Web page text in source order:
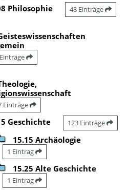
Philosophie 48 Einträge
Einträge
Geschichte 123 Einträge
15.15 Archäologie
1 Eintrag
15.25 Alte Geschichte
1 Eintrag